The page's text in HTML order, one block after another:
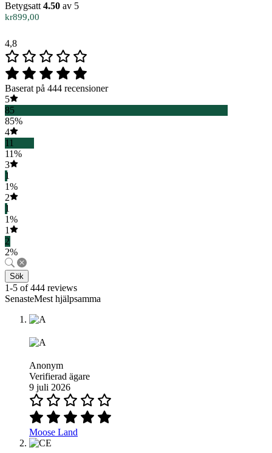
kan
väljas
på
produktsidan
Betygsatt 4.50 av 5
kr899,00
4,8
Baserat på 444 recensioner
5
85
85%
4
11
11%
3
1
1%
2
1
1%
1
2
2%
Sök
1-5 of 444 reviews
SenasteMest hjälpsamma
Anonym
Verifierad ägare
9 juli 2026
Moose Land